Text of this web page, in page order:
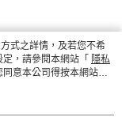
式之詳情，及若您不希
，請參閱本網站「 隱私
意本公司得按本網站使